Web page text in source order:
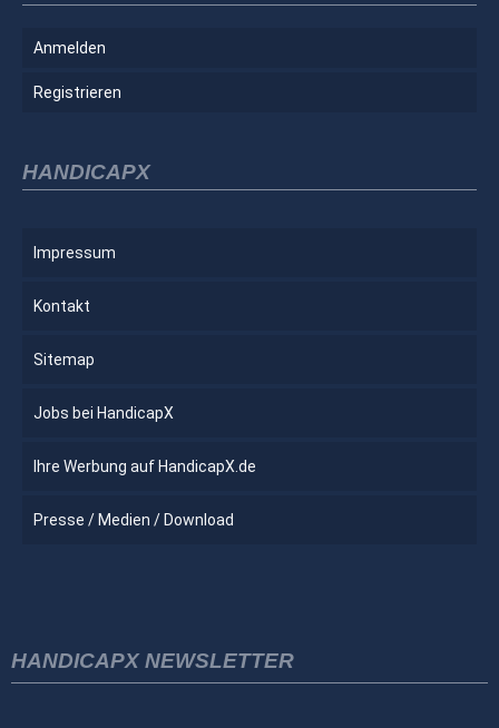
Anmelden
Registrieren
HANDICAPX
Impressum
Kontakt
Sitemap
Jobs bei HandicapX
Ihre Werbung auf HandicapX.de
Presse / Medien / Download
HANDICAPX NEWSLETTER